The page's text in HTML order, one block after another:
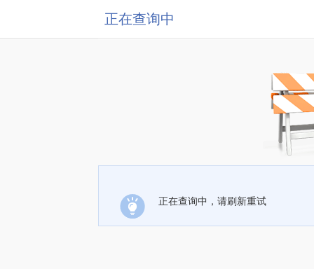
正在查询中
正在查询中，请刷新重试